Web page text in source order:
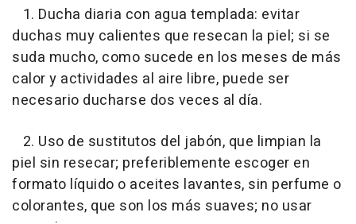
1. Ducha diaria con agua templada: evitar
duchas muy calientes que resecan la piel; si se
suda mucho, como sucede en los meses de más
calor y actividades al aire libre, puede ser
necesario ducharse dos veces al día.
2. Uso de sustitutos del jabón, que limpian la
piel sin resecar; preferiblemente escoger en
formato líquido o aceites lavantes, sin perfume o
colorantes, que son los más suaves; no usar